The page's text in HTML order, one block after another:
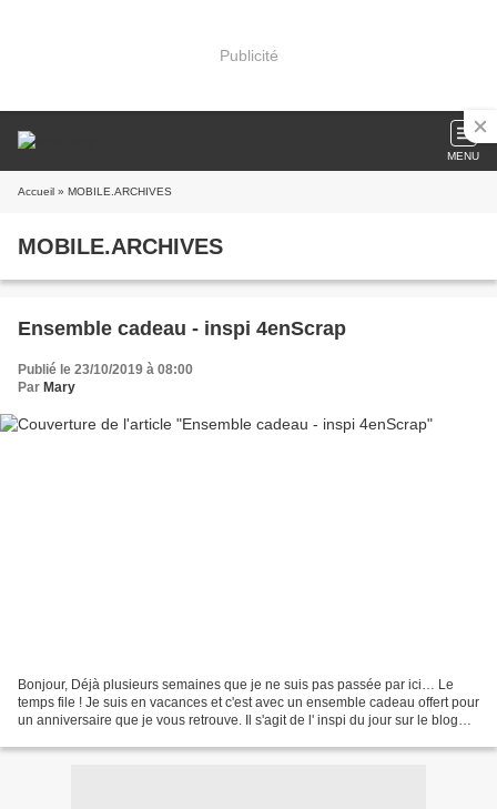
Publicité
MENU
Accueil » MOBILE.ARCHIVES
MOBILE.ARCHIVES
Ensemble cadeau - inspi 4enScrap
Publié le 23/10/2019 à 08:00
Par Mary
Bonjour, Déjà plusieurs semaines que je ne suis pas passée par ici… Le
temps file ! Je suis en vacances et c'est avec un ensemble cadeau offert pour
un anniversaire que je vous retrouve. Il s'agit de l' inspi du jour sur le blog